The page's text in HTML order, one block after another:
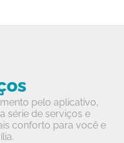
pelo aplicativo,
série de serviços e
conforto para você e